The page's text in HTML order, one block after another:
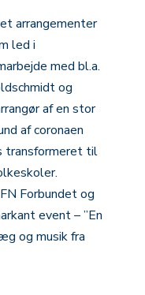
arrangementer
led i
med bl.a.
og
af en stor
af coronaen
transformeret til
Forbundet og
event – ”En
og musik fra